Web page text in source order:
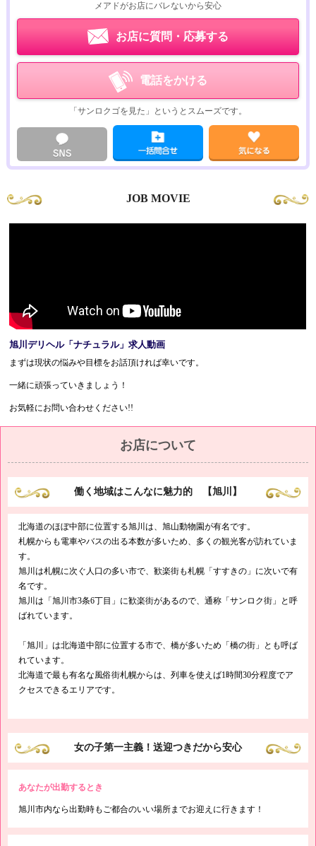
メアドがお店にバレないから安心
お店に質問・応募する
電話をかける
「サンロクゴを見た」というとスムーズです。
JOB MOVIE
旭川デリヘル「ナチュラル」求人動画
まずは現状の悩みや目標をお話頂ければ幸いです。
一緒に頑張っていきましょう！
お気軽にお問い合わせください!!
お店について
働く地域はこんなに魅力的 【旭川】
北海道のほぼ中部に位置する旭川は、旭山動物園が有名です。
札幌からも電車やバスの出る本数が多いため、多くの観光客が訪れていま
す。
旭川は札幌に次ぐ人口の多い市で、歓楽街も札幌「すすきの」に次いで有
名です。
旭川は「旭川市3条6丁目」に歓楽街があるので、通称「サンロク街」と呼
ばれています。
「旭川」は北海道中部に位置する市で、橋が多いため「橋の街」とも呼ば
れています。
北海道で最も有名な風俗街札幌からは、列車を使えば1時間30分程度でア
クセスできるエリアです。
女の子第一主義！送迎つきだから安心
あなたが出勤するとき
旭川市内なら出勤時もご都合のいい場所までお迎えに行きます！